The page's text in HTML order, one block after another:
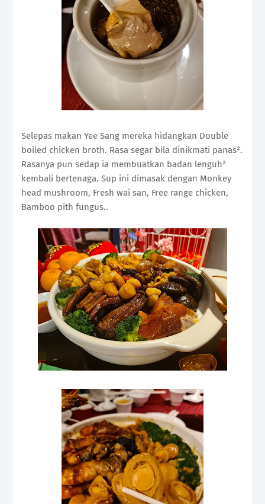
Selepas makan Yee Sang mereka hidangkan Double
boiled chicken broth. Rasa segar bila dinikmati panas².
Rasanya pun sedap ia membuatkan badan lenguh²
kembali bertenaga. Sup ini dimasak dengan Monkey
head mushroom, Fresh wai san, Free range chicken,
Bamboo pith fungus..